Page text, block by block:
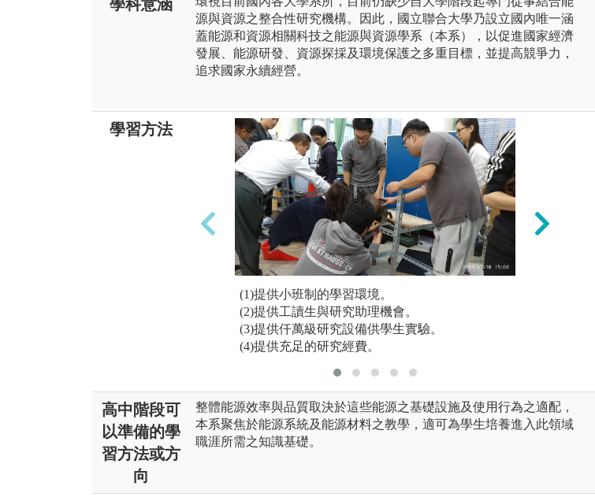
學科意涵
源與資源之整合性研究機構。因此，國立聯合大學乃設立國內唯一涵
蓋能源和資源相關科技之能源與資源學系（本系），以促進國家經濟
發展、能源研發、資源探採及環境保護之多重目標，並提高競爭力，
追求國家永續經營。
學習方法
(1)提供小班制的學習環境。
(2)提供工讀生與研究助理機會。
(3)提供仟萬級研究設備供學生實驗。
(4)提供充足的研究經費。
高中階段可
以準備的學
習方法或方
向
整體能源效率與品質取決於這些能源之基礎設施及使用行為之適配，
本系聚焦於能源系統及能源材料之教學，適可為學生培養進入此領域
職涯所需之知識基礎。